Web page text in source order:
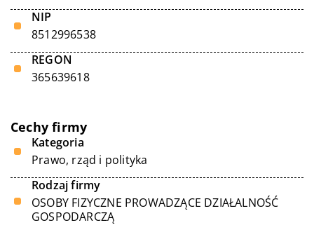
NIP
8512996538
REGON
365639618
Cechy firmy
Kategoria
Prawo, rząd i polityka
Rodzaj firmy
OSOBY FIZYCZNE PROWADZĄCE DZIAŁALNOŚĆ
GOSPODARCZĄ